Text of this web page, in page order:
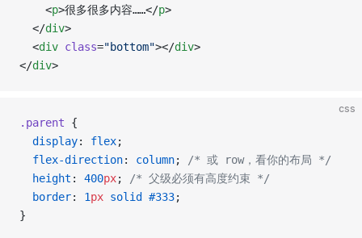
    <
p>很多很多内容……</p>
  </
div>
  <
div class="bottom"></div>
</div>
css
.parent {
  display
: flex;
  flex-direction
: column;
/* 或 row，看你的布局 */
  height
: 400px;
/* 父级必须有高度约束 */
  border
: 1px solid #333;
}